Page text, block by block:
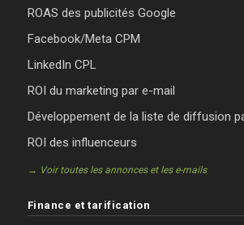
ROAS des publicités Google
Facebook/Meta CPM
LinkedIn CPL
ROI du marketing par e-mail
Développement de la liste de diffusion
ROI des influenceurs
→ Voir toutes les annonces et les e-mails
Finance et tarification